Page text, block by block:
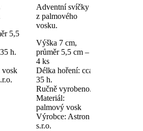
5,5
h.
vosk
Adventní svíčky
z palmového
vosku.
Výška 7 cm,
průměr 5,5 cm –
4 ks
Délka hoření: cca
35 h.
Ručně vyrobeno.
Materiál:
palmový vosk
Výrobce: Astron
s.r.o.